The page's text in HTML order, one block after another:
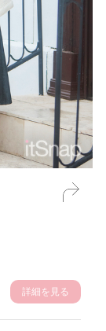
詳細を見る